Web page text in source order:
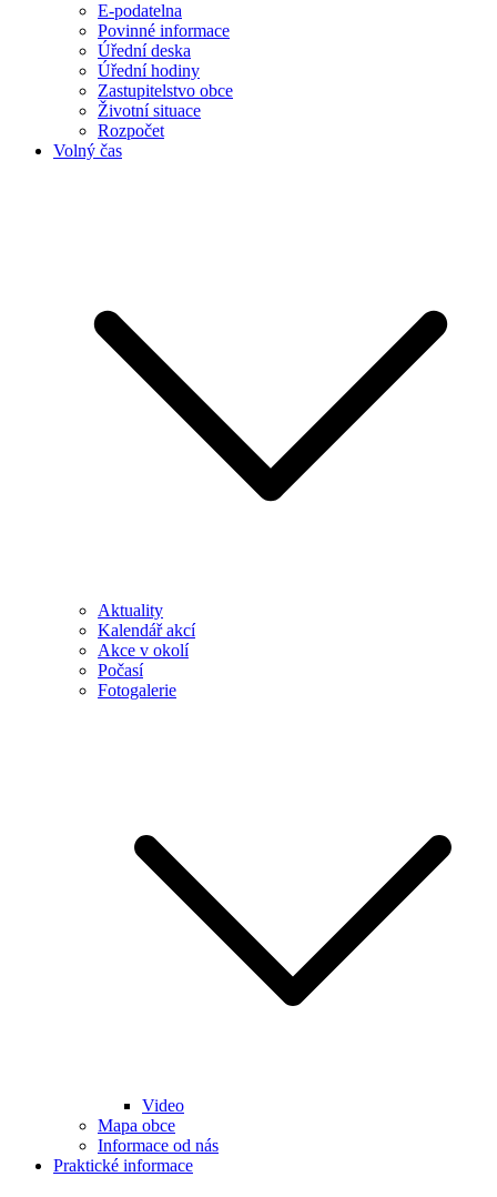
E-podatelna
Povinné informace
Úřední deska
Úřední hodiny
Zastupitelstvo obce
Životní situace
Rozpočet
Volný čas
Aktuality
Kalendář akcí
Akce v okolí
Počasí
Fotogalerie
Video
Mapa obce
Informace od nás
Praktické informace